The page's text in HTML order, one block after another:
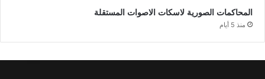
المحاكمات الصورية لاسكات الاصوات المستقلة
منذ 5 أيام